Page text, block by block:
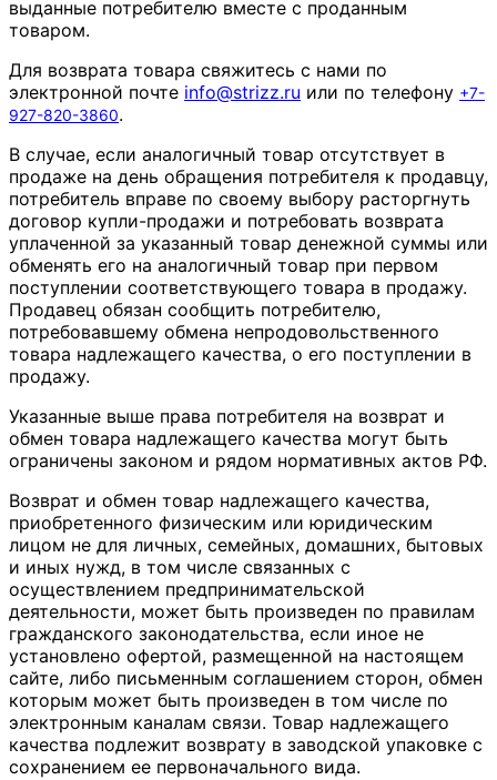
выданные потребителю вместе с проданным
товаром.
Для возврата товара свяжитесь с нами по
электронной почте info@strizz.ru или по телефону +7-
927-820-3860.
В случае, если аналогичный товар отсутствует в
продаже на день обращения потребителя к продавцу,
потребитель вправе по своему выбору расторгнуть
договор купли-продажи и потребовать возврата
уплаченной за указанный товар денежной суммы или
обменять его на аналогичный товар при первом
поступлении соответствующего товара в продажу.
Продавец обязан сообщить потребителю,
потребовавшему обмена непродовольственного
товара надлежащего качества, о его поступлении в
продажу.
Указанные выше права потребителя на возврат и
обмен товара надлежащего качества могут быть
ограничены законом и рядом нормативных актов РФ.
Возврат и обмен товар надлежащего качества,
приобретенного физическим или юридическим
лицом не для личных, семейных, домашних, бытовых
и иных нужд, в том числе связанных с
осуществлением предпринимательской
деятельности, может быть произведен по правилам
гражданского законодательства, если иное не
установлено офертой, размещенной на настоящем
сайте, либо письменным соглашением сторон, обмен
которым может быть произведен в том числе по
электронным каналам связи. Товар надлежащего
качества подлежит возврату в заводской упаковке с
сохранением ее первоначального вида.